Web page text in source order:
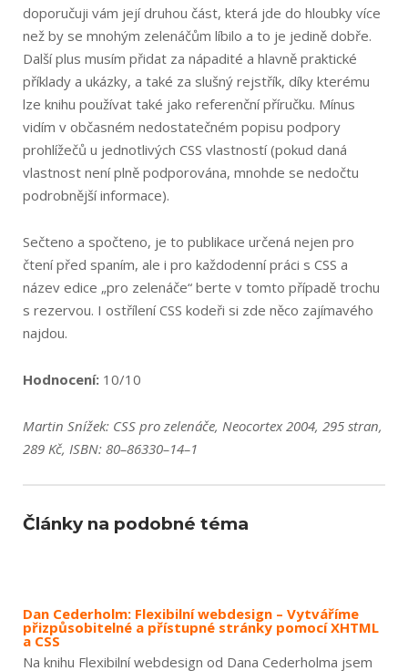
doporučuji vám její druhou část, která jde do hloubky více
než by se mnohým zelenáčům líbilo a to je jedině dobře.
Další plus musím přidat za nápadité a hlavně praktické
příklady a ukázky, a také za slušný rejstřík, díky kterému
lze knihu používat také jako referenční příručku. Mínus
vidím v občasném nedostatečném popisu podpory
prohlížečů u jednotlivých CSS vlastností (pokud daná
vlastnost není plně podporována, mnohde se nedočtu
podrobnější informace).
Sečteno a spočteno, je to publikace určená nejen pro
čtení před spaním, ale i pro každodenní práci s CSS a
název edice „pro zelenáče“ berte v tomto případě trochu
s rezervou. I ostřílení CSS kodeři si zde něco zajímavého
najdou.
Hodnocení: 10/10
Martin Snížek: CSS pro zelenáče, Neocortex 2004, 295 stran,
289 Kč, ISBN: 80–86330–14–1
Články na podobné téma
Dan Cederholm: Flexibilní webdesign – Vytváříme
přizpůsobitelné a přístupné stránky pomocí XHTML
a CSS
Na knihu Flexibilní webdesign od Dana Cederholma jsem